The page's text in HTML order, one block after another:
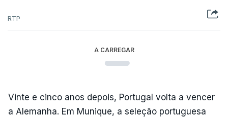
RTP
A CARREGAR
Vinte e cinco anos depois, Portugal volta a vencer
a Alemanha. Em Munique, a seleção portuguesa